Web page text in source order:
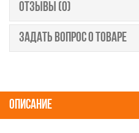
ОТЗЫВЫ (0)
ЗАДАТЬ ВОПРОС О ТОВАРЕ
ОПИСАНИЕ